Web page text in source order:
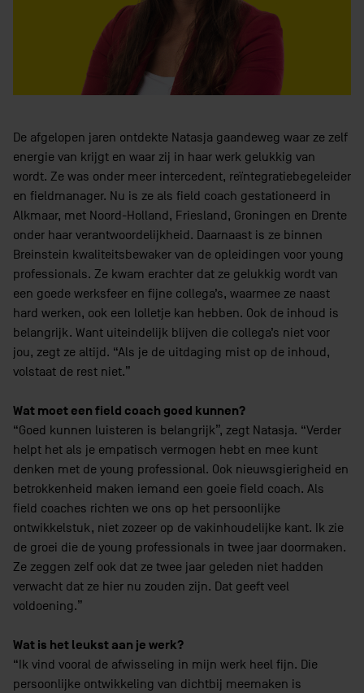
De afgelopen jaren ontdekte Natasja gaandeweg waar ze zelf
energie van krijgt en waar zij in haar werk gelukkig van
wordt. Ze was onder meer intercedent, reïntegratiebegeleider
en fieldmanager. Nu is ze als field coach gestationeerd in
Alkmaar, met Noord-Holland, Friesland, Groningen en Drente
onder haar verantwoordelijkheid. Daarnaast is ze binnen
Breinstein kwaliteitsbewaker van de opleidingen voor young
professionals. Ze kwam erachter dat ze gelukkig wordt van
een goede werksfeer en fijne collega’s, waarmee ze naast
hard werken, ook een lolletje kan hebben. Ook de inhoud is
belangrijk. Want uiteindelijk blijven die collega’s niet voor
jou, zegt ze altijd. “Als je de uitdaging mist op de inhoud,
volstaat de rest niet.”
Wat moet een field coach goed kunnen?
“Goed kunnen luisteren is belangrijk”, zegt Natasja. “Verder
helpt het als je empatisch vermogen hebt en mee kunt
denken met de young professional. Ook nieuwsgierigheid en
betrokkenheid maken iemand een goeie field coach. Als
field coaches richten we ons op het persoonlijke
ontwikkelstuk, niet zozeer op de vakinhoudelijke kant. Ik zie
de groei die de young professionals in twee jaar doormaken.
Ze zeggen zelf ook dat ze twee jaar geleden niet hadden
verwacht dat ze hier nu zouden zijn. Dat geeft veel
voldoening.”
Wat is het leukst aan je werk?
“Ik vind vooral de afwisseling in mijn werk heel fijn. Die
persoonlijke ontwikkeling van dichtbij meemaken is